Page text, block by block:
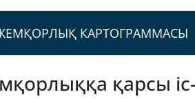
КАРТОГРАММАСЫ
қарсы